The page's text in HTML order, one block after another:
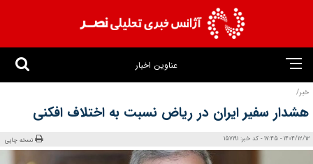
عناوین اخبار
خبر/
هشدار سفیر ایران در ریاض نسبت به اختلاف افکنی
1404/12/12 - 17:45 - کد خبر: 157191 نسخه چاپی